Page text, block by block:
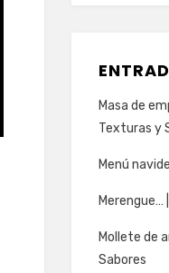
Masa de
Texturas y
Menú
Merengue…
Mollete de
Sabores